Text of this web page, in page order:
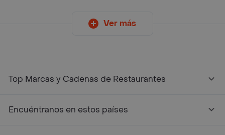
Ver más
Top Marcas y Cadenas de Restaurantes
Encuéntranos en estos países